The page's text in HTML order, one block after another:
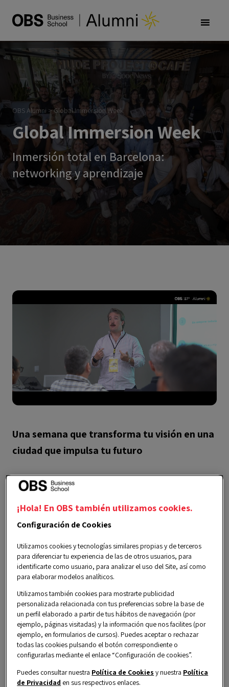
OBS Alumni >Global Immersion Week
Global Immersion Week
Inmersión total en Barcelona:
networking y aprendizaje
Una semana que transforma tu visión en una
ciudad que impulsa tu futuro
Durante laGlobal Immersion Week
donde combinarás formación práctica con
visitas a empresas líderes, actividades
culturales y networking de alto nivel.
A lo largo de una semana intensiva, adquirirás
conocimientos actualizados y aplicables,
conectarás con profesionales de todo el mundo
y pondrás en práctica lo aprendido en un
entorno dinámico, innovador y multicultural.
Las plazas son limitadas, por lo que esta es
¡Hola! En OBS también utilizamos cookies.
Configuración de Cookies
Utilizamos cookies y tecnologías similares propias y de terceros
para diferenciar tu experiencia de las de otros usuarios, para
identificarte como usuario, para analizar el uso del Site, así como
para elaborar modelos analíticos.
Utilizamos también cookies para mostrarte publicidad
personalizada relacionada con tus preferencias sobre la base de
un perfil elaborado a partir de tus hábitos de navegación (por
ejemplo, páginas visitadas) y la información que nos facilites (por
ejemplo, en formularios de cursos). Puedes aceptar o rechazar
todas las cookies pulsando el botón correspondiente o
configurarlas mediante el enlace “Configuración de cookies”.
Puedes consultar nuestra Política de Cookies y nuestra Política
de Privacidad en sus respectivos enlaces.